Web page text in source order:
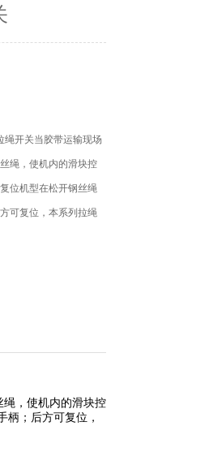
绳开关当胶带运输现场
绳，使机内的滑块控
位机型在松开钢丝绳
可复位，本系列拉绳
绳，使机内的滑块控
柄；后方可复位，